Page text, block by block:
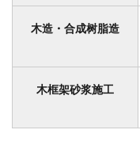
木造・合成树脂造
木框架砂浆施工